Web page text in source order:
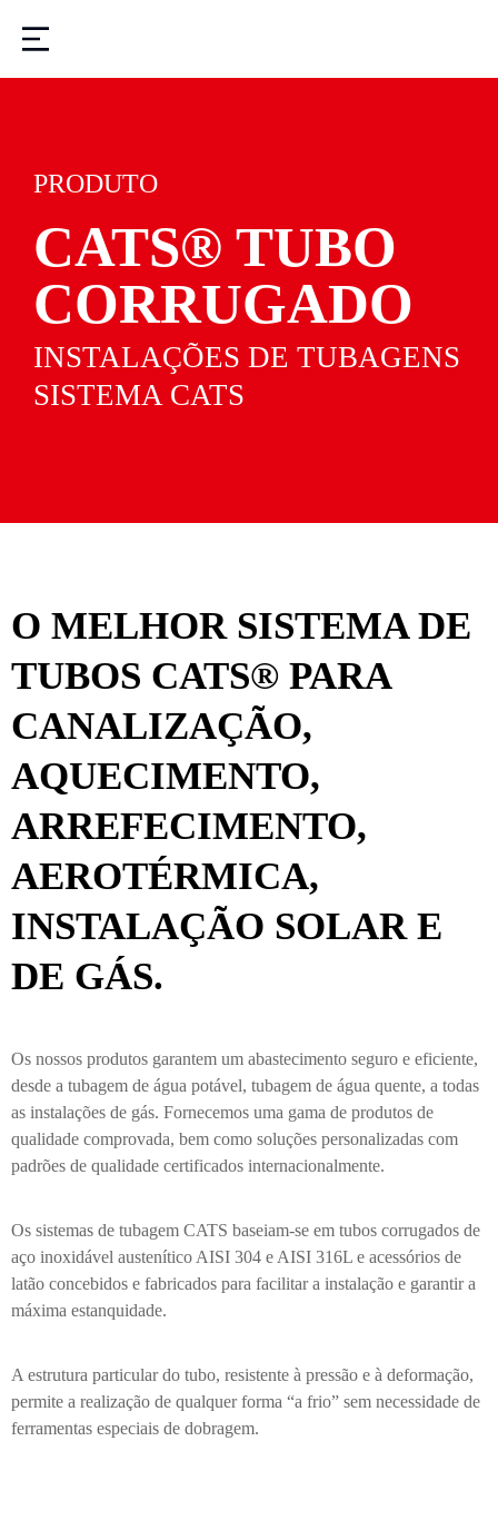
PRODUTO
CATS® TUBO
CORRUGADO
INSTALAÇÕES DE TUBAGENS
SISTEMA CATS
O MELHOR SISTEMA DE
TUBOS CATS® PARA
CANALIZAÇÃO,
AQUECIMENTO,
ARREFECIMENTO,
AEROTÉRMICA,
INSTALAÇÃO SOLAR E
DE GÁS.
Os nossos produtos garantem um abastecimento seguro e eficiente,
desde a tubagem de água potável, tubagem de água quente, a todas
as instalações de gás. Fornecemos uma gama de produtos de
qualidade comprovada, bem como soluções personalizadas com
padrões de qualidade certificados internacionalmente.
Os sistemas de tubagem CATS baseiam-se em tubos corrugados de
aço inoxidável austenítico AISI 304 e AISI 316L e acessórios de
latão concebidos e fabricados para facilitar a instalação e garantir a
máxima estanquidade.
A estrutura particular do tubo, resistente à pressão e à deformação,
permite a realização de qualquer forma “a frio” sem necessidade de
ferramentas especiais de dobragem.